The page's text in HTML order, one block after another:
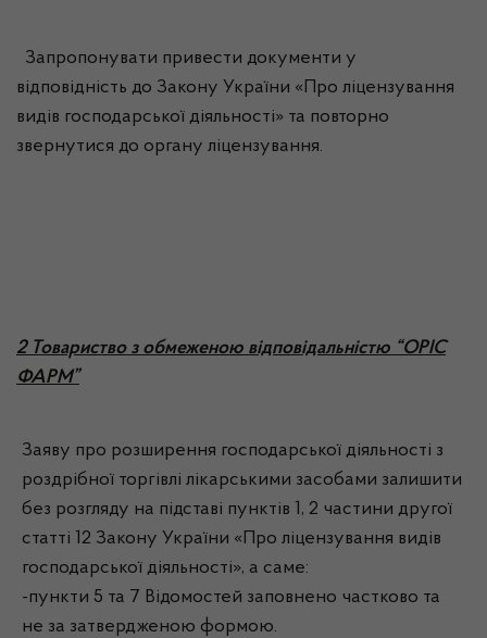
Запропонувати привести документи у
відповідність до Закону України «Про ліцензування
видів господарської діяльності» та повторно
звернутися до органу ліцензування.
2 Товариство з обмеженою відповідальністю “ОРІС
ФАРМ”
Заяву про розширення господарської діяльності з
роздрібної торгівлі лікарськими засобами залишити
без розгляду на підставі пунктів 1, 2 частини другої
статті 12 Закону України «Про ліцензування видів
господарської діяльності», а саме:
-пункти 5 та 7 Відомостей заповнено частково та
не за затвердженою формою.